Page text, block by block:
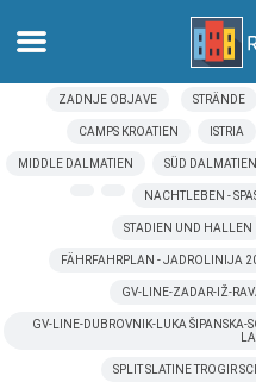
Zuhause
Apartments
Touristeninformation
ZADNJE OBJAVE STRÄNDE
CAMPS KROATIEN ISTRIA
MIDDLE DALMATIEN SÜD DALMATIEN
NACHTLEBEN -
STADIEN UND HALLEN
FÄHRFAHRPLAN - JADROLINIJA
GV-LINE-ZADAR-IŽ-
GV-LINE-DUBROVNIK-LUKA
SPLIT SLATINE TROGIR